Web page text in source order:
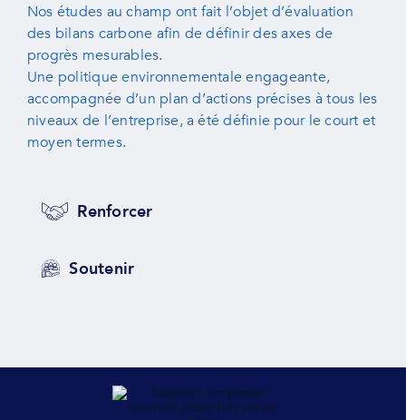
Nos études au champ ont fait l’objet d’évaluation
des bilans carbone afin de définir des axes de
progrès mesurables.
Une politique environnementale engageante,
accompagnée d’un plan d’actions précises à tous les
niveaux de l’entreprise, a été définie pour le court et
moyen termes.
Renforcer
Soutenir